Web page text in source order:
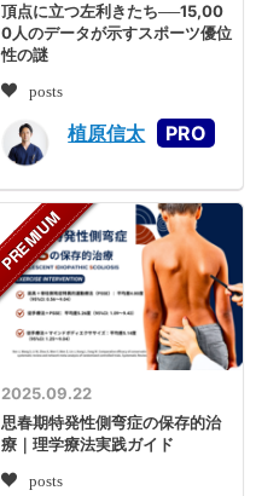
頂点に立つ左利きたち──15,00
0人のデータが示すスポーツ優位
性の謎
posts
植原信太
2025.09.22
思春期特発性側弯症の保存的治
療｜理学療法実践ガイド
posts